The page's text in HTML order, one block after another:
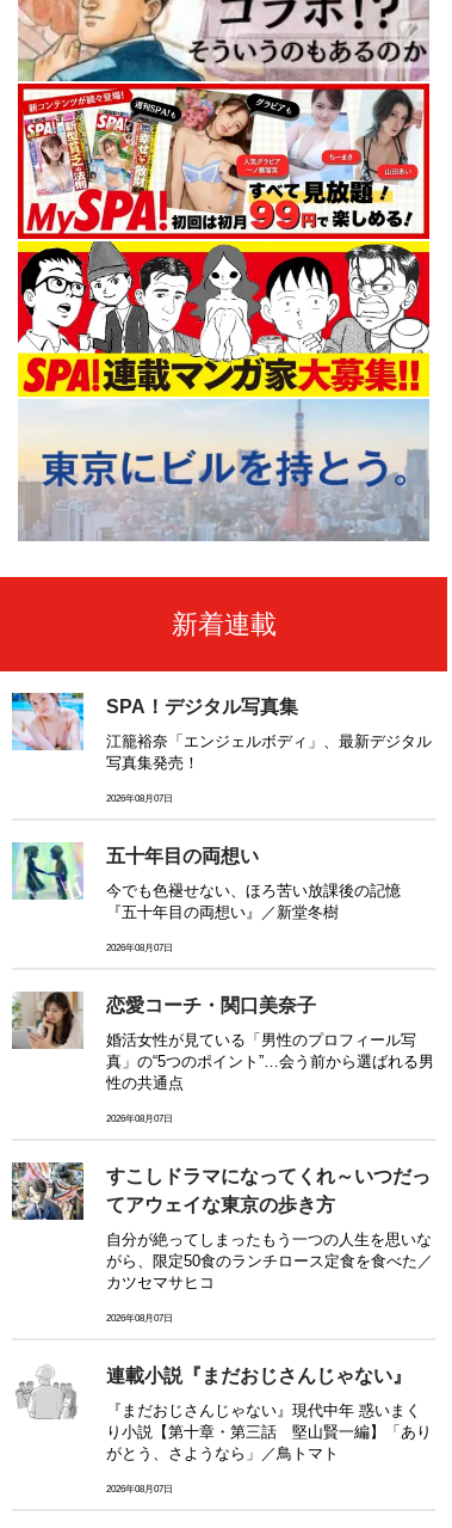
新着連載
SPA！デジタル写真集
江籠裕奈「エンジェルボディ」、最新デジタル
写真集発売！
2026年08月07日
五十年目の両想い
今でも色褪せない、ほろ苦い放課後の記憶
『五十年目の両想い』／新堂冬樹
2026年08月07日
恋愛コーチ・関口美奈子
婚活女性が見ている「男性のプロフィール写
真」の“5つのポイント”…会う前から選ばれる男
性の共通点
2026年08月07日
すこしドラマになってくれ～いつだっ
てアウェイな東京の歩き方
自分が絶ってしまったもう一つの人生を思いな
がら、限定50食のランチロース定食を食べた／
カツセマサヒコ
2026年08月07日
連載小説『まだおじさんじゃない』
『まだおじさんじゃない』現代中年 惑いまく
り小説【第十章・第三話 堅山賢一編】「あり
がとう、さようなら」／鳥トマト
2026年08月07日